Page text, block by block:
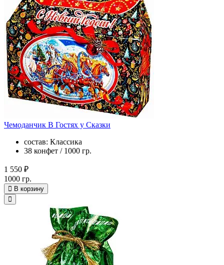
Чемоданчик В Гостях у Сказки
состав: Классика
38 конфет / 1000 гр.
1 550 ₽
1000 гр.
В корзину